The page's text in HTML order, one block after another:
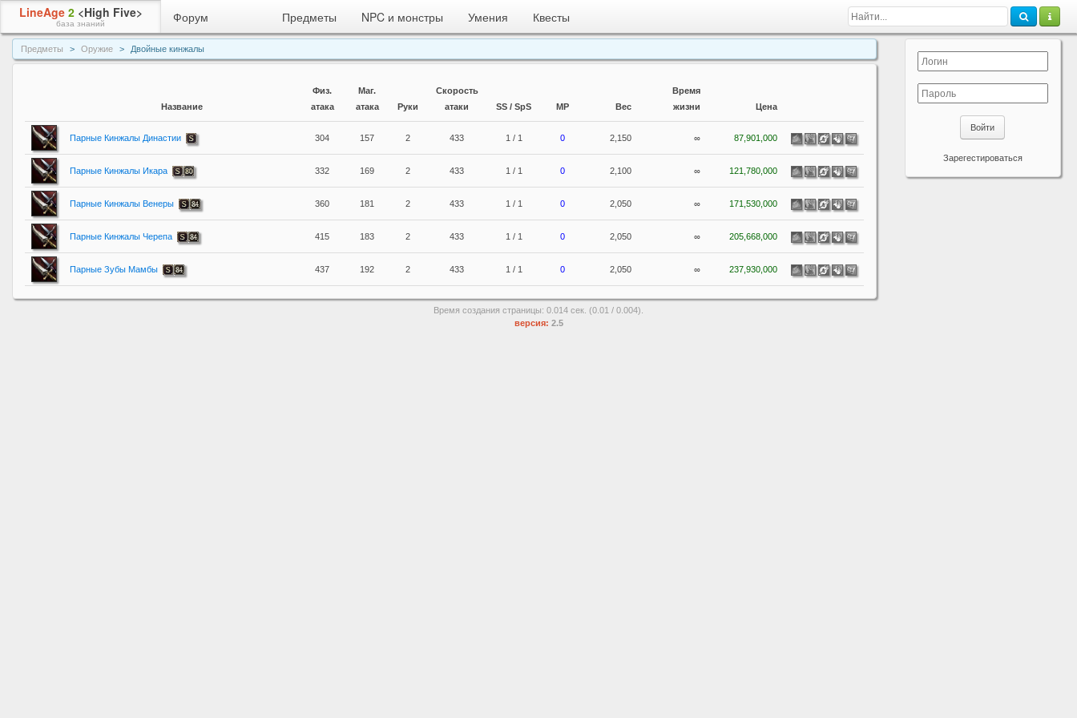
LineAge 2 <High Five>
база знаний Форум Предметы NPC и монстры Умения Квесты
Предметы Оружие Двойные кинжалы
Название
Физ.
атака
Маг.
атака
Руки
Скорость
атаки
SS / SpS MP Вес
Время
жизни
Цена
Парные Кинжалы Династии 304 157 2 433 1 / 1 0 2,150 ∞ 87,901,000
Парные Кинжалы Икара 332 169 2 433 1 / 1 0 2,100 ∞ 121,780,000
Парные Кинжалы Венеры 360 181 2 433 1 / 1 0 2,050 ∞ 171,530,000
Парные Кинжалы Черепа 415 183 2 433 1 / 1 0 2,050 ∞ 205,668,000
Парные Зубы Мамбы 437 192 2 433 1 / 1 0 2,050 ∞ 237,930,000
Войти
Зарегестироваться
Время создания страницы: 0.014 сек. (0.01 / 0.004).
версия: 2.5